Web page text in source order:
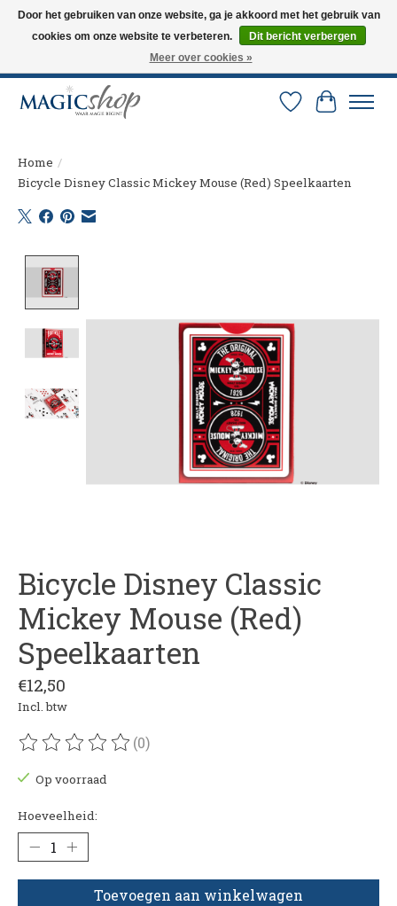
Altijd de nieuwste trucs op voorraad. Snelle verzending via PostNL en DHL.
Langskomen in onze winkel? Bel of mail om een afspraak te maken. 0251-
Verlanglijst
Home /
Bicycle Disney Classic Mickey Mouse (Red) Speelkaarten
Bicycle Disney Classic
Mickey Mouse (Red)
Speelkaarten
€12,50
Incl. btw
De beoordeling van dit product is
(0)
Op voorraad
Hoeveelheid:
Toevoegen aan winkelwagen
Door het gebruiken van onze website, ga je akkoord met het gebruik van
cookies om onze website te verbeteren.
Dit bericht verbergen
Meer over cookies »